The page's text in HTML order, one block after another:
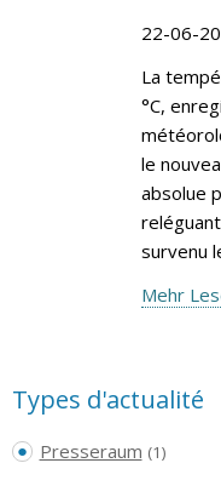
22-06-
La
°C,
le
absolue
survenu
Mehr
Types d'actualité
Presseraum (1)